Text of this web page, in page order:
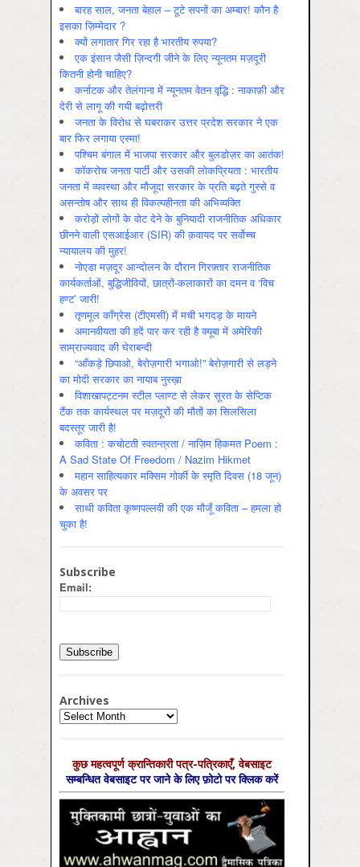
बारह साल, जनता बेहाल – टूटे सपनों का अम्बार! कौन है
इसका ज़िम्मेदार ?
क्यों लगातार गिर रहा है भारतीय रुपया?
एक इंसान जैसी ज़िन्दगी जीने के लिए न्यूनतम मज़दूरी
कितनी होनी चाहिए?
कर्नाटक और तेलंगाना में न्यूनतम वेतन वृद्धि : नाकाफ़ी और
देरी से लागू की गयी बढ़ोत्तरी
जनता के विरोध से घबराकर उत्तर प्रदेश सरकार ने एक
बार फिर लगाया एस्मा!
पश्चिम बंगाल में भाजपा सरकार और बुलडोज़र का आतंक!
कॉकरोच जनता पार्टी और उसकी लोकप्रियता : भारतीय
जनता में व्‍यवस्‍था और मौजूदा सरकार के प्रति बढ़ते गुस्‍से व
असन्‍तोष और साथ ही विकल्‍पहीनता की अभिव्‍यक्ति
करोड़ों लोगों के वोट देने के बुनियादी राजनीतिक अधिकार
छीनने वाली एसआईआर (SIR) की क़वायद पर सर्वोच्च
न्यायालय की मुहर!
नोएडा मज़दूर आन्दोलन के दौरान गिरफ़्तार राजनीतिक
कार्यकर्ताओं, बुद्धिजीवियों, छात्रों-कलाकारों का दमन व ‘विच
हण्ट’ जारी!
तृणमूल काँग्रेस (टीएमसी) में मची भगदड़ के मायने
अमानवीयता की हदें पार कर रही है क्यूबा में अमेरिकी
साम्राज्यवाद की घेराबन्दी
“आँकड़े छिपाओ, बेरोज़गारी भगाओ!” बेरोज़गारी से लड़ने
का मोदी सरकार का नायाब नुस्ख़ा
विशाखापट्टनम स्टील प्लाण्ट से लेकर सूरत के सेप्टिक
टैंक तक कार्यस्थल पर मज़दूरों की मौतों का सिलसिला
बदस्तूर जारी है!
कविता : कचोटती स्वतन्त्रता / नाज़िम हिकमत Poem :
A Sad State Of Freedom / Nazim Hikmet
महान साहित्यकार मक्सिम गोर्की के स्मृति दिवस (18 जून)
के अवसर पर
साथी कविता कृष्णपल्लवी की एक मौजूँ कविता – हमला हो
चुका है!
Subscribe
Email:
Archives
Archives
कुछ महत्‍वपूर्ण क्रान्तिकारी पत्र-पत्रिकाएँ, वेबसाइट
सम्‍बन्धित वेबसाइट पर जाने के लिए फ़ोटो पर क्लिक करें